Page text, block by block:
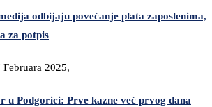
odbijaju povećanje plata zaposlenima,
za potpis
2025,
u Podgorici: Prve kazne već prvog dana